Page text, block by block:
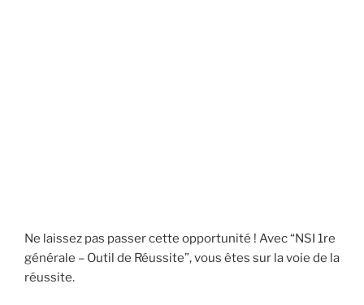
Ne laissez pas passer cette opportunité ! Avec “NSI 1re
générale – Outil de Réussite”, vous êtes sur la voie de la
réussite.